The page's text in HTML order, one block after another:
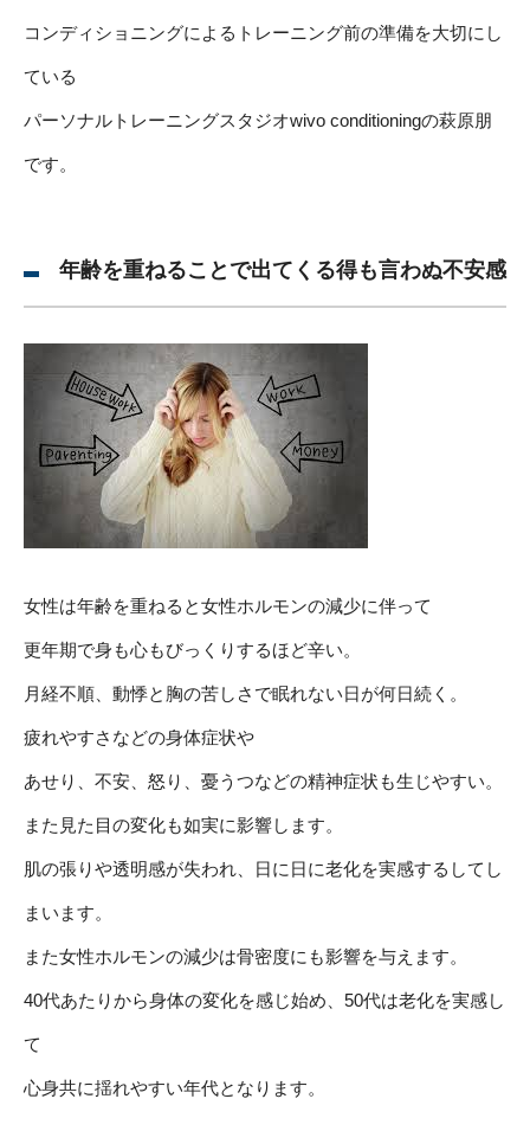
コンディショニングによるトレーニング前の準備を大切にし
ている
パーソナルトレーニングスタジオwivo conditioningの萩原朋
です。
年齢を重ねることで出てくる得も言わぬ不安感
女性は年齢を重ねると女性ホルモンの減少に伴って
更年期で身も心もびっくりするほど辛い。
月経不順、動悸と胸の苦しさで眠れない日が何日続く。
疲れやすさなどの身体症状や
あせり、不安、怒り、憂うつなどの精神症状も生じやすい。
また見た目の変化も如実に影響します。
肌の張りや透明感が失われ、日に日に老化を実感するしてし
まいます。
また女性ホルモンの減少は骨密度にも影響を与えます。
40代あたりから身体の変化を感じ始め、50代は老化を実感し
て
心身共に揺れやすい年代となります。